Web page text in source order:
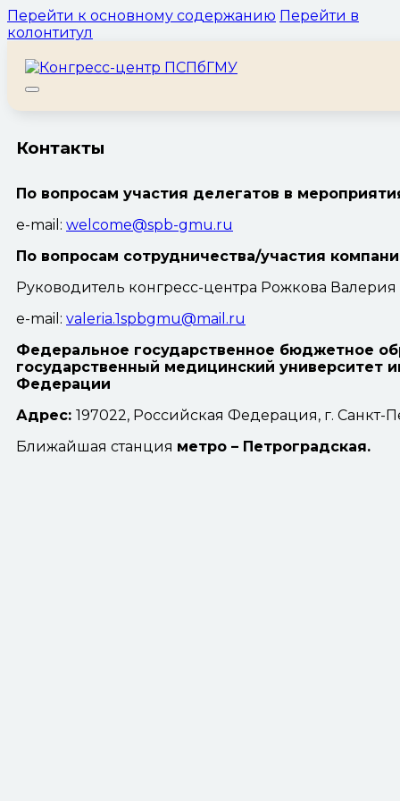
Перейти к основному содержанию Перейти в
колонтитул
Контакты
По вопросам участия делегатов в
e-mail: welcome@spb-gmu.ru
По вопросам сотрудничества/участия
Руководитель конгресс-центра Рожкова
e-mail: valeria.1spbgmu@mail.ru
Федеральное государственное бюджетное
государственный медицинский университет
Федерации
Адрес: 197022, Российская Федерация, г. Санкт-
Ближайшая станция метро – Петроградская.